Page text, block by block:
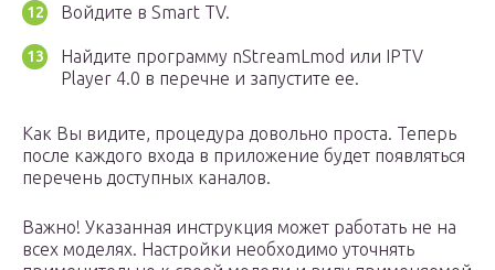
Войдите в Smart TV.
Найдите программу nStreamLmod или IPTV
Player 4.0 в перечне и запустите ее.
Как Вы видите, процедура довольно проста. Теперь
после каждого входа в приложение будет появляться
перечень доступных каналов.
Важно! Указанная инструкция может работать не на
всех моделях. Настройки необходимо уточнять